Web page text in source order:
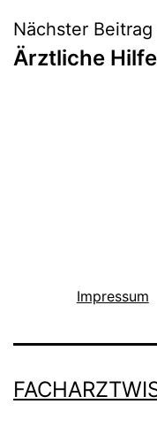
Nächster Beitrag
Ärztliche
Impressum